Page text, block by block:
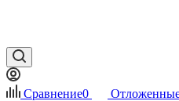
Сравнение0